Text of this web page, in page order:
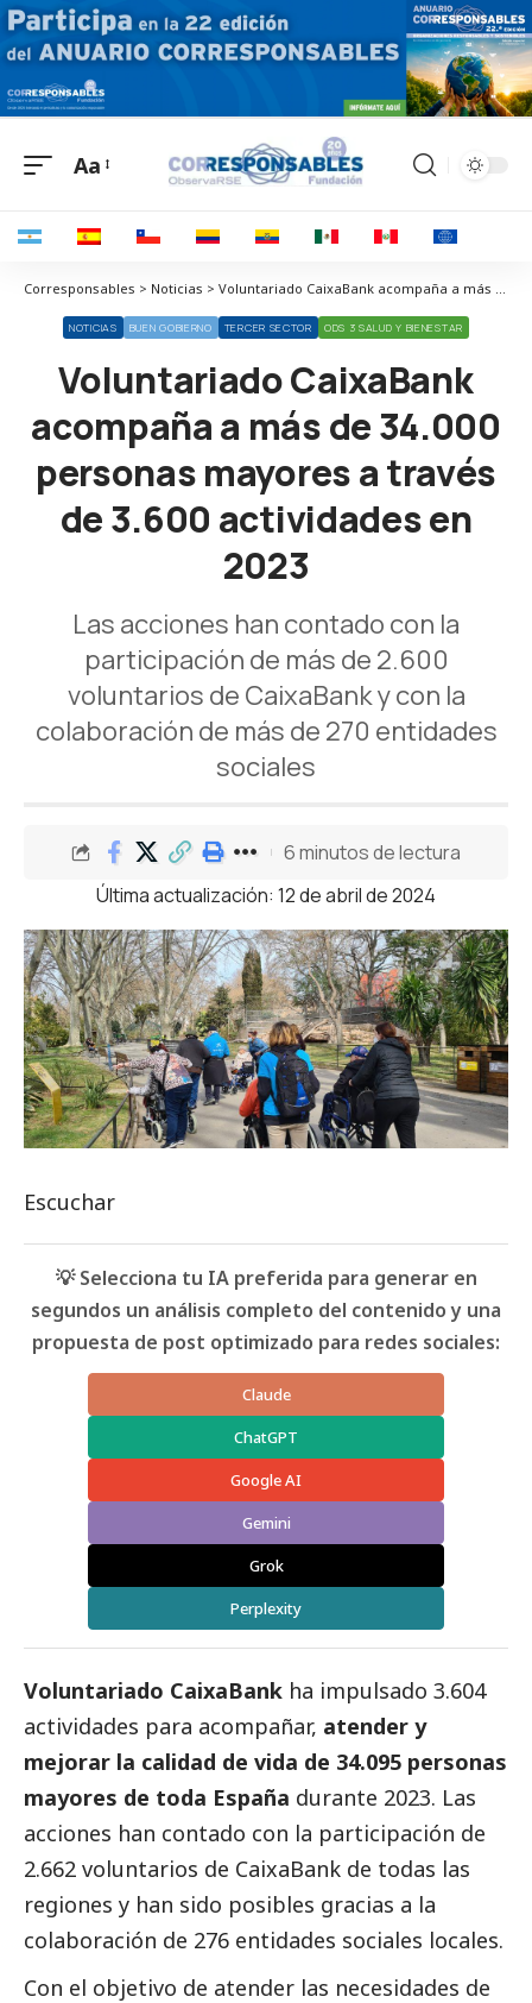
Aa
Corresponsables > Noticias > Voluntariado CaixaBank acompaña a más de 34.000 personas mayores a través de 3.600 actividades en 2023
NOTICIAS BUEN GOBIERNO TERCER SECTOR ODS 3 SALUD Y BIENESTAR
Voluntariado CaixaBank
acompaña a más de 34.000
personas mayores a través
de 3.600 actividades en
2023
Las acciones han contado con la
participación de más de 2.600
voluntarios de CaixaBank y con la
colaboración de más de 270 entidades
sociales
Última actualización: 12 de abril de 2024
6 minutos de lectura
Escuchar
💡 Selecciona tu IA preferida para generar en
segundos un análisis completo del contenido y una
propuesta de post optimizado para redes sociales:
Claude
ChatGPT
Google AI
Gemini
Grok
Perplexity
Voluntariado CaixaBank ha impulsado 3.604
actividades para acompañar, atender y
mejorar la calidad de vida de 34.095 personas
mayores de toda España durante 2023. Las
acciones han contado con la participación de
2.662 voluntarios de CaixaBank de todas las
regiones y han sido posibles gracias a la
colaboración de 276 entidades sociales locales.
Con el objetivo de atender las necesidades de